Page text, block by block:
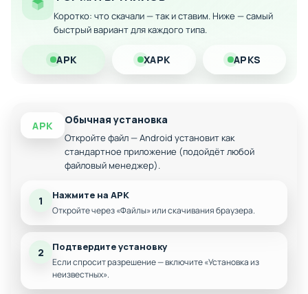
Динамичные баталии, оригинальные персонажи и удобный
геймплей делают это приложение идеальным выбором для
Загрузите модифицированную версию на свой Android и
наслаждайтесь игрой без ограничений!
Коротко: что скачали — так и ставим. Ниже — самый
быстрый вариант для каждого типа.
APK XAPK APKS
APK Обычная установка
Откройте файл — Android установит как
стандартное приложение (подойдёт любой
файловый менеджер).
1 Нажмите на APK
Откройте через «Файлы» или скачивания браузера.
2 Подтвердите установку
Если спросит разрешение — включите «Установка из
неизвестных».